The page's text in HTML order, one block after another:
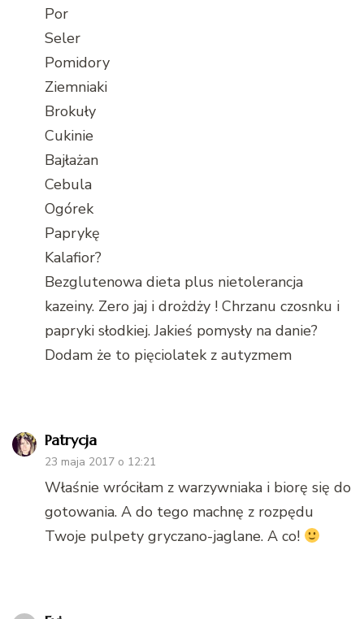
Por
Seler
Pomidory
Ziemniaki
Brokuły
Cukinie
Bajłażan
Cebula
Ogórek
Paprykę
Kalafior?
Bezglutenowa dieta plus nietolerancja
kazeiny. Zero jaj i drożdży ! Chrzanu czosnku i
papryki słodkiej. Jakieś pomysły na danie?
Dodam że to pięciolatek z autyzmem
Patrycja
23 maja 2017 o 12:21
Właśnie wróciłam z warzywniaka i biorę się do
gotowania. A do tego machnę z rozpędu
Twoje pulpety gryczano-jaglane. A co!